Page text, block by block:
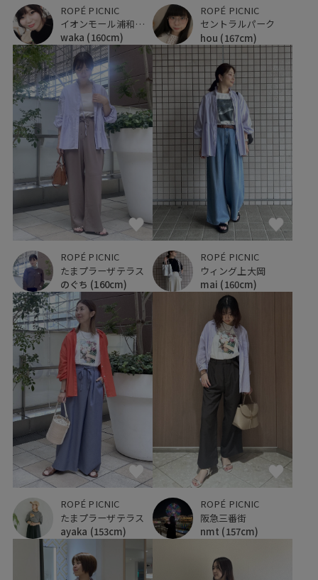
ROPÉ PICNIC
イオンモール浦和美園
waka (160cm)
ROPÉ PICNIC
セントラルパーク
hou (167cm)
ROPÉ PICNIC
たまプラーザテラス
のぐち (160cm)
ROPÉ PICNIC
ウィング上大岡
mai (160cm)
ROPÉ PICNIC
たまプラーザテラス
ayaka (153cm)
ROPÉ PICNIC
阪急三番街
nmt (157cm)